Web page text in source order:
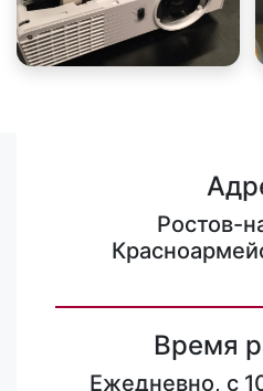
Ростов-
Время
Ежедневно, с